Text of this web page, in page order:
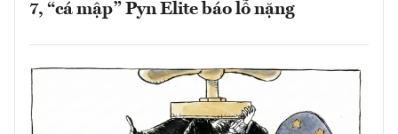
7, “cá mập” Pyn Elite báo lỗ nặng